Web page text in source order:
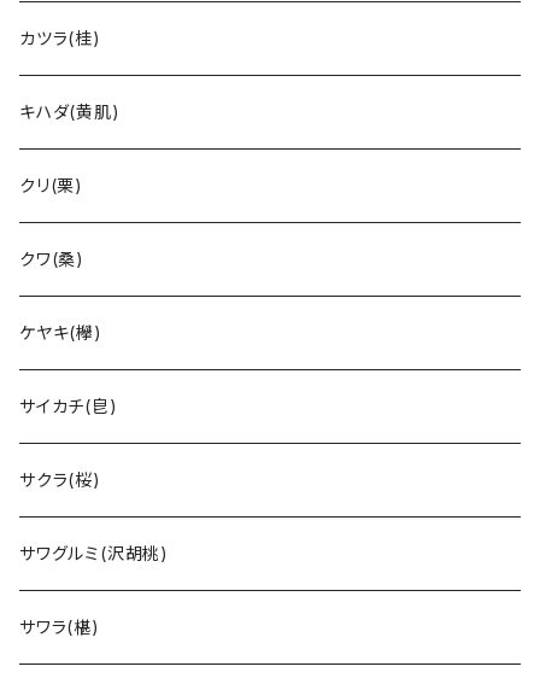
カツラ(桂)
キハダ(黄肌)
クリ(栗)
クワ(桑)
ケヤキ(欅)
サイカチ(皀)
サクラ(桜)
サワグルミ(沢胡桃)
サワラ(椹)